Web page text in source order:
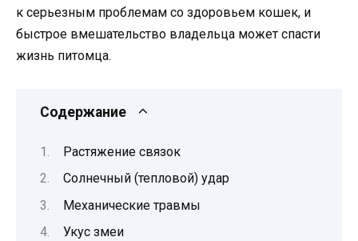
к серьезным проблемам со здоровьем кошек, и
быстрое вмешательство владельца может спасти
жизнь питомца.
Содержание
Растяжение связок
Солнечный (тепловой) удар
Механические травмы
Укус змеи